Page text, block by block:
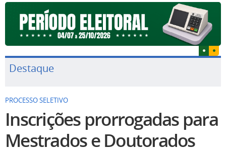
Destaque
PROCESSO SELETIVO
Inscrições prorrogadas para
Mestrados e Doutorados